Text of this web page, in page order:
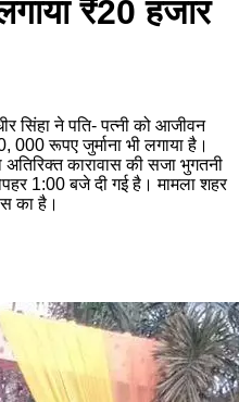
₹20 हजार
सिंहा ने पति- पत्नी को आजीवन
000 रूपए जुर्माना भी लगाया है।
अतिरिक्त कारावास की सजा भुगतनी
1:00 बजे दी गई है। मामला शहर
का है।